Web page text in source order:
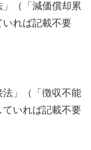
（「減価償却累
れば記載不要
」（「徴収不能
いれば記載不要